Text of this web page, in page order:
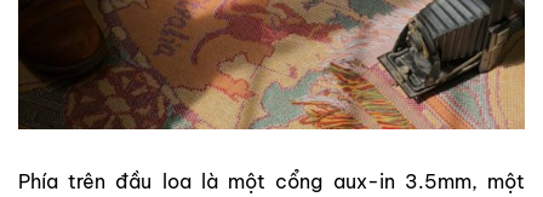
Phía trên đầu loa là một cổng aux-in 3.5mm, một